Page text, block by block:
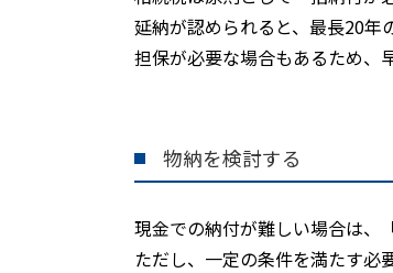
延納が認められると、最長20年
担保が必要な場合もあるため、
物納を検討する
現金での納付が難しい場合は、
ただし、一定の条件を満たす必